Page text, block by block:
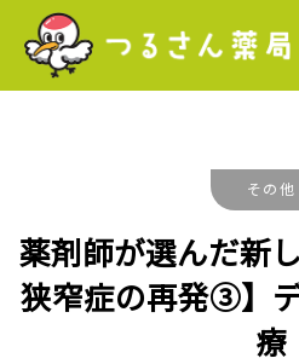
その他
薬剤師が選んだ新
狭窄症の再発③】
療